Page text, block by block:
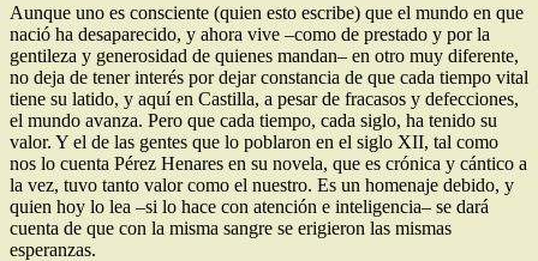
Aunque uno es consciente (quien esto escribe) que el mundo en que
nació ha desaparecido, y ahora vive –como de prestado y por la
gentileza y generosidad de quienes mandan– en otro muy diferente,
no deja de tener interés por dejar constancia de que cada tiempo vital
tiene su latido, y aquí en Castilla, a pesar de fracasos y defecciones,
el mundo avanza. Pero que cada tiempo, cada siglo, ha tenido su
valor. Y el de las gentes que lo poblaron en el siglo XII, tal como
nos lo cuenta Pérez Henares en su novela, que es crónica y cántico a
la vez, tuvo tanto valor como el nuestro. Es un homenaje debido, y
quien hoy lo lea –si lo hace con atención e inteligencia– se dará
cuenta de que con la misma sangre se erigieron las mismas
esperanzas.